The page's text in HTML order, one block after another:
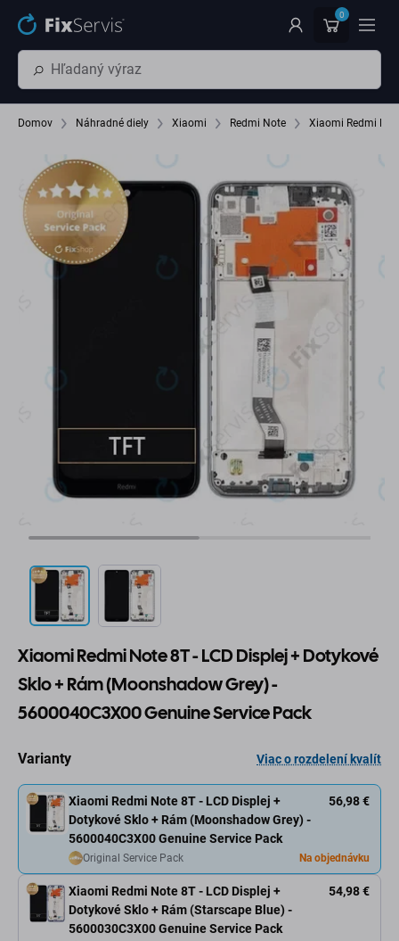
Preskočiť na hlavný obsah 0
Domov Náhradné diely Xiaomi Redmi Note Xiaomi Redmi
Xiaomi Redmi Note 8T - LCD Displej + Dotykové
Sklo + Rám (Moonshadow Grey) -
5600040C3X00 Genuine Service Pack
Varianty Viac o rozdelení kvalít
Xiaomi Redmi Note 8T - LCD Displej +
Dotykové Sklo + Rám (Starscape Blue) -
5600030C3X00 Genuine Service Pack
54,98 €
Xiaomi Redmi Note 8T - LCD Displej +
Dotykové Sklo + Rám (Moonshadow Grey) -
5600040C3X00 Genuine Service Pack
56,98 €
Original Service Pack Na objednávku